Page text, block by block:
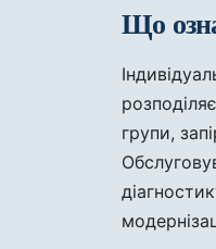
Що
групи,